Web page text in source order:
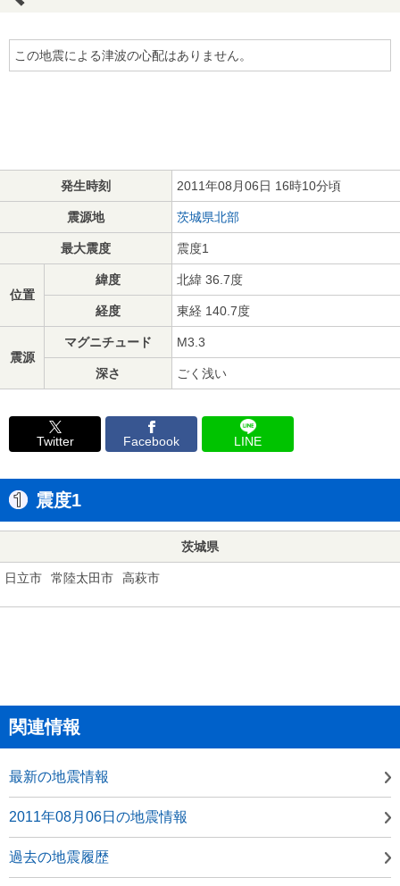
この地震による津波の心配はありません。
発生時刻 2011年08月06日 16時10分頃
震源地 茨城県北部
最大震度 震度1
位置
緯度 北緯 36.7度
経度 東経 140.7度
震源
マグニチュード M3.3
深さ ごく浅い
Twitter Facebook LINE
震度1
茨城県
日立市 常陸太田市 高萩市
関連情報
最新の地震情報
2011年08月06日の地震情報
過去の地震履歴